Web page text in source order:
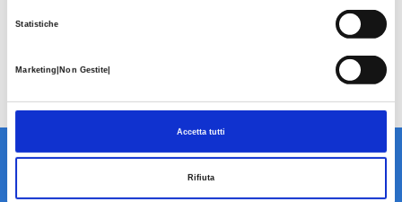
Statistiche
Marketing|Non Gestite|
Accetta tutti
Rifiuta